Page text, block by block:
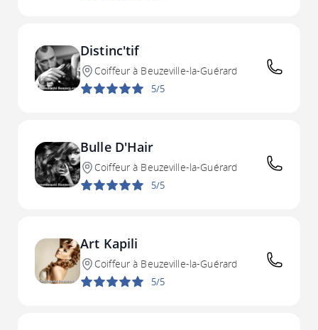
Distinc'tif
Coiffeur à Beuzeville-la-Guérard
5/5
Bulle D'Hair
Coiffeur à Beuzeville-la-Guérard
5/5
Art Kapili
Coiffeur à Beuzeville-la-Guérard
5/5